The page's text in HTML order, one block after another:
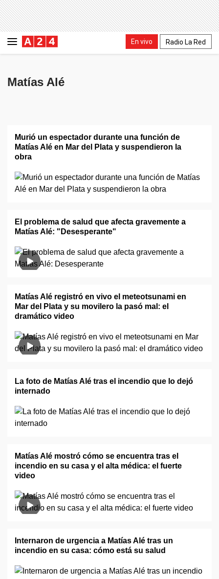
En vivo Radio La Red
Matías Alé
Murió un espectador durante una función de
Matías Alé en Mar del Plata y suspendieron la
obra
El problema de salud que afecta gravemente a
Matías Alé: "Desesperante"
Matías Alé registró en vivo el meteotsunami en
Mar del Plata y su movilero la pasó mal: el
dramático video
La foto de Matías Alé tras el incendio que lo dejó
internado
Matías Alé mostró cómo se encuentra tras el
incendio en su casa y el alta médica: el fuerte
video
Internaron de urgencia a Matías Alé tras un
incendio en su casa: cómo está su salud